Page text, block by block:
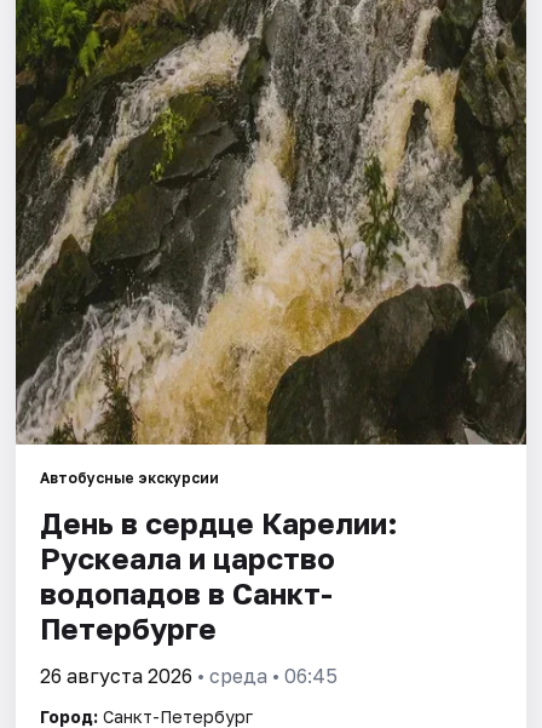
Города
Площадки
Артисты
Рейтинги
Автобусные экскурсии
День в сердце Карелии:
Рускеала и царство
водопадов в Санкт-
Петербурге
26 августа 2026 • среда • 06:45
Город: Санкт-Петербург